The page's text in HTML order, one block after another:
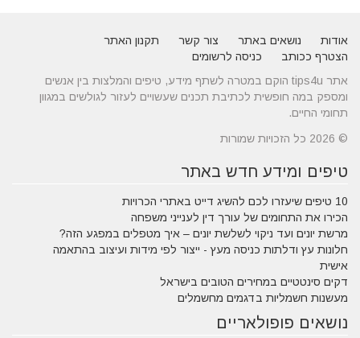
אודות נושאים באתר צור קשר
תקנון האתר
הצטרף ככותב
כניסה לרשומים
אתר tips4u הוקם במטרה לשתף מידע, טיפים והמלצות בין אנשים
ומספק במה חופשית לכתיבת תכנים שעשויים לעזור לגולשים במגוון
תחומי החיים.
© 2026 כל הזכויות שמורות
טיפים ומידע חדש באתר
10 טיפים שיעזרו לכם להשיג דייט באתרי הכרויות
הכירו את התחומים של עורך דין לענייני משפחה
מרשת יונים ועד ניקוי לשלשת יונים – איך מטפלים במפגע הזה?
חלונות עץ ודלתות כניסה מעץ - ייצור לפי מידות ועיצוב בהתאמה
אישית
דקים סינטטיים במחירים הטובים בישראל
מעשנות חשמליות בדגמים מחשמלים
נושאים פופולאריים